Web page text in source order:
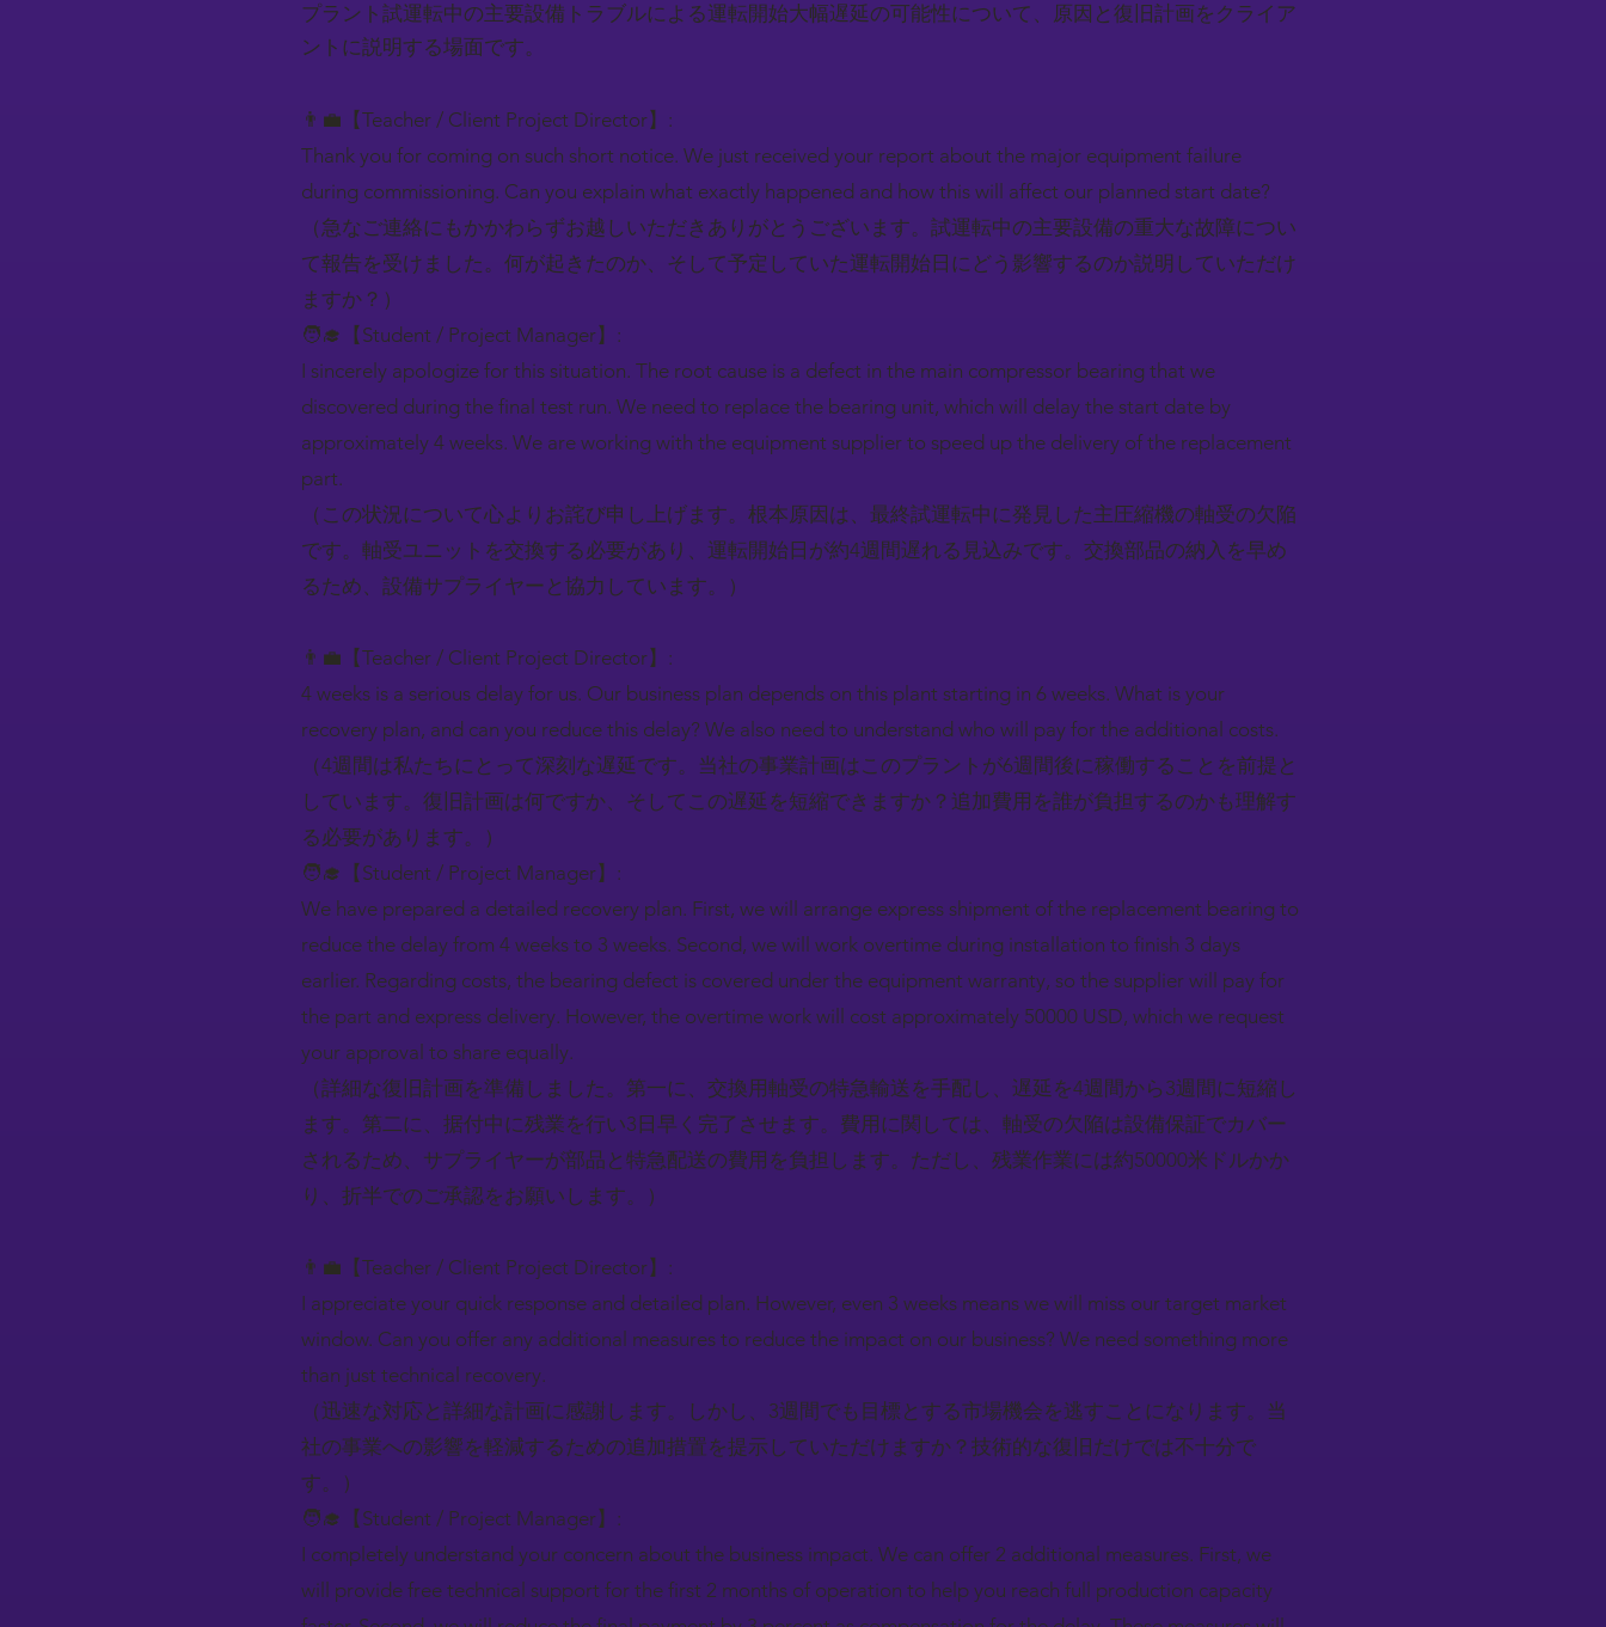
プラント試運転中の主要設備トラブルによる運転開始大幅遅延の可能性について、原因と復旧計画をクライア
ントに説明する場面です。
👨‍💼【Teacher / Client Project Director】:
Thank you for coming on such short notice. We just received your report about the major equipment failure
during commissioning. Can you explain what exactly happened and how this will affect our planned start date?
（急なご連絡にもかかわらずお越しいただきありがとうございます。試運転中の主要設備の重大な故障につい
て報告を受けました。何が起きたのか、そして予定していた運転開始日にどう影響するのか説明していただけ
ますか？）
🧑‍🎓【Student / Project Manager】:
I sincerely apologize for this situation. The root cause is a defect in the main compressor bearing that we
discovered during the final test run. We need to replace the bearing unit, which will delay the start date by
approximately 4 weeks. We are working with the equipment supplier to speed up the delivery of the replacement
part.
（この状況について心よりお詫び申し上げます。根本原因は、最終試運転中に発見した主圧縮機の軸受の欠陥
です。軸受ユニットを交換する必要があり、運転開始日が約4週間遅れる見込みです。交換部品の納入を早め
るため、設備サプライヤーと協力しています。）
👨‍💼【Teacher / Client Project Director】:
4 weeks is a serious delay for us. Our business plan depends on this plant starting in 6 weeks. What is your
recovery plan, and can you reduce this delay? We also need to understand who will pay for the additional costs.
（4週間は私たちにとって深刻な遅延です。当社の事業計画はこのプラントが6週間後に稼働することを前提と
しています。復旧計画は何ですか、そしてこの遅延を短縮できますか？追加費用を誰が負担するのかも理解す
る必要があります。）
🧑‍🎓【Student / Project Manager】:
We have prepared a detailed recovery plan. First, we will arrange express shipment of the replacement bearing to
reduce the delay from 4 weeks to 3 weeks. Second, we will work overtime during installation to finish 3 days
earlier. Regarding costs, the bearing defect is covered under the equipment warranty, so the supplier will pay for
the part and express delivery. However, the overtime work will cost approximately 50000 USD, which we request
your approval to share equally.
（詳細な復旧計画を準備しました。第一に、交換用軸受の特急輸送を手配し、遅延を4週間から3週間に短縮し
ます。第二に、据付中に残業を行い3日早く完了させます。費用に関しては、軸受の欠陥は設備保証でカバー
されるため、サプライヤーが部品と特急配送の費用を負担します。ただし、残業作業には約50000米ドルかか
り、折半でのご承認をお願いします。）
👨‍💼【Teacher / Client Project Director】:
I appreciate your quick response and detailed plan. However, even 3 weeks means we will miss our target market
window. Can you offer any additional measures to reduce the impact on our business? We need something more
than just technical recovery.
（迅速な対応と詳細な計画に感謝します。しかし、3週間でも目標とする市場機会を逃すことになります。当
社の事業への影響を軽減するための追加措置を提示していただけますか？技術的な復旧だけでは不十分で
す。）
🧑‍🎓【Student / Project Manager】:
I completely understand your concern about the business impact. We can offer 2 additional measures. First, we
will provide free technical support for the first 2 months of operation to help you reach full production capacity